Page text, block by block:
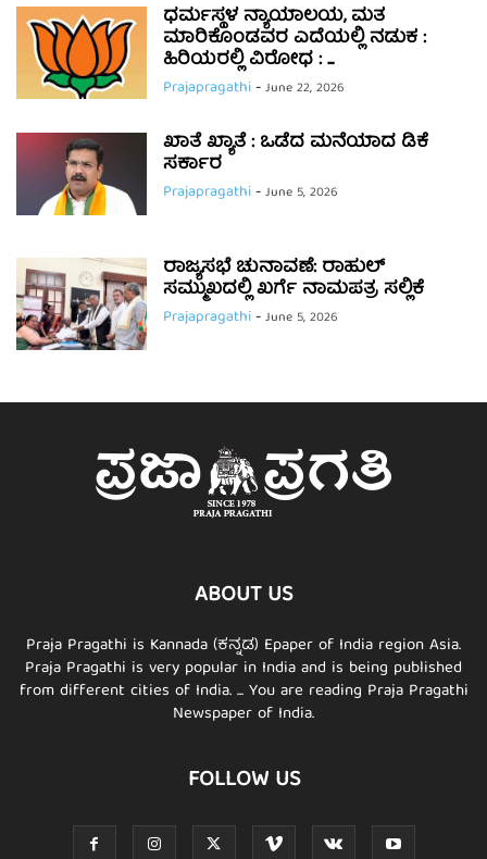
ಧರ್ಮಸ್ಥಳ ನ್ಯಾಯಾಲಯ, ಮತ
ಮಾರಿಕೊಂಡವರ ಎದೆಯಲ್ಲಿ ನಡುಕ :
ಹಿರಿಯರಲ್ಲಿ ವಿರೋಧ : ...
Prajapragathi-June 22, 2026
ಖಾತೆ ಖ್ಯಾತೆ : ಒಡೆದ ಮನೆಯಾದ ಡಿಕೆ
ಸರ್ಕಾರ
Prajapragathi-June 5, 2026
ರಾಜ್ಯಸಭೆ ಚುನಾವಣೆ: ರಾಹುಲ್
ಸಮ್ಮುಖದಲ್ಲಿ ಖರ್ಗೆ ನಾಮಪತ್ರ ಸಲ್ಲಿಕೆ
Prajapragathi-June 5, 2026
ABOUT US
Praja Pragathi is Kannada (ಕನ್ನಡ) Epaper of India region Asia.
Praja Pragathi is very popular in India and is being published
from different cities of India. ... You are reading Praja Pragathi
Newspaper of India.
FOLLOW US